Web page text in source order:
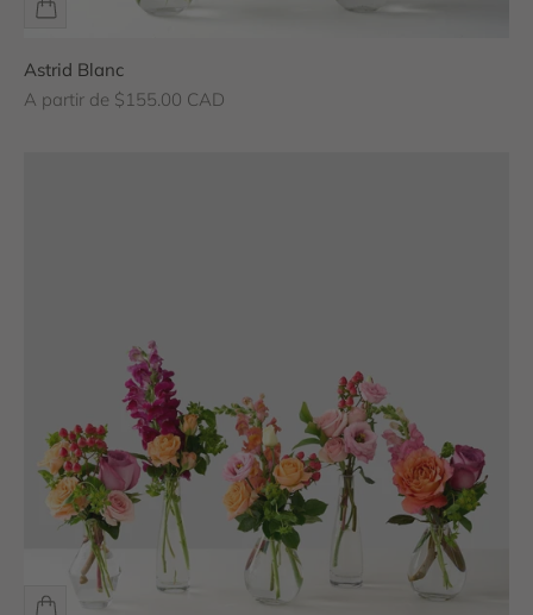
Astrid Blanc
Prix de vente
A partir de $155.00 CAD